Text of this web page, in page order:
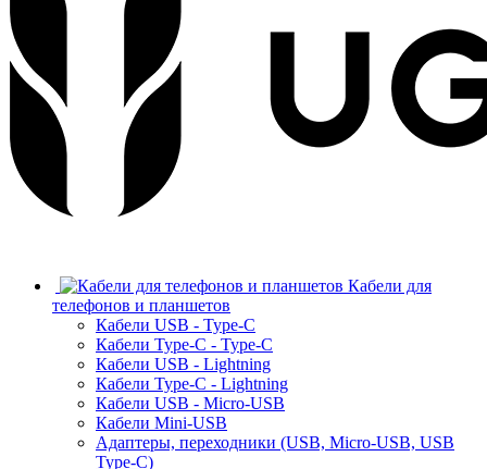
Кабели для
телефонов и планшетов
Кабели USB - Type-C
Кабели Type-C - Type-C
Кабели USB - Lightning
Кабели Type-C - Lightning
Кабели USB - Micro-USB
Кабели Mini-USB
Адаптеры, переходники (USB, Micro-USB, USB
Type-C)